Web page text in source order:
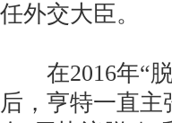
任外交大臣。
在2016年“脱
后，亨特一直